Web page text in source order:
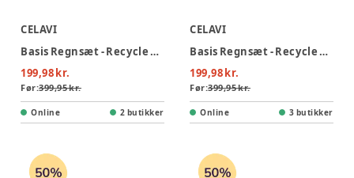
CELAVI
Basis Regnsæt - Recycle PU - 524
199,98 kr.
Før:399,95 kr.
Online 2 butikker
CELAVI
Basis Regnsæt - Recycle PU - 397
199,98 kr.
Før:399,95 kr.
Online 3 butikker